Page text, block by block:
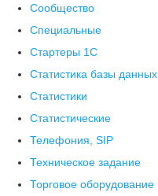
Сообщество
Специальные
Стартеры 1С
Статистика базы данных
Статистики
Статистические
Телефония, SIP
Техническое задание
Торговое оборудование